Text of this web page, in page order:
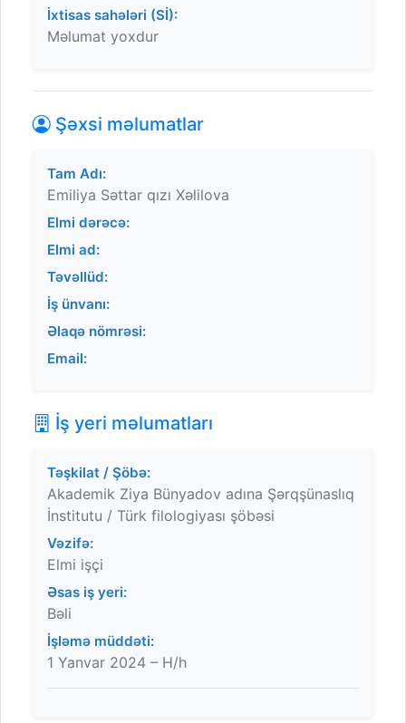
İxtisas sahələri (Sİ):
Məlumat yoxdur
Şəxsi məlumatlar
Tam Adı:
Emiliya Səttar qızı Xəlilova
Elmi dərəcə:
Elmi ad:
Təvəllüd:
İş ünvanı:
Əlaqə nömrəsi:
Email:
İş yeri məlumatları
Təşkilat / Şöbə:
Akademik Ziya Bünyadov adına Şərqşünaslıq
İnstitutu / Türk filologiyası şöbəsi
Vəzifə:
Elmi işçi
Əsas iş yeri:
Bəli
İşləmə müddəti:
1 Yanvar 2024 – H/h